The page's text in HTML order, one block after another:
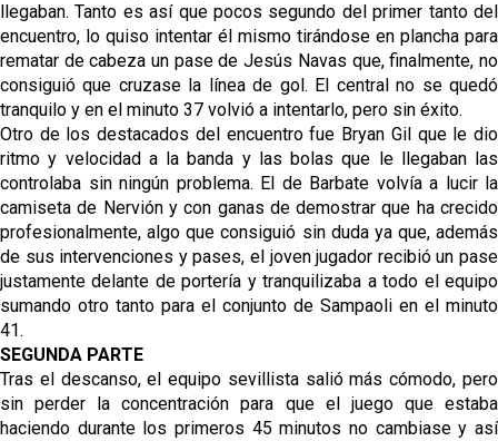
llegaban. Tanto es así que pocos segundo del primer tanto del
encuentro, lo quiso intentar él mismo tirándose en plancha para
rematar de cabeza un pase de Jesús Navas que, finalmente, no
consiguió que cruzase la línea de gol. El central no se quedó
tranquilo y en el minuto 37 volvió a intentarlo, pero sin éxito.
Otro de los destacados del encuentro fue Bryan Gil que le dio
ritmo y velocidad a la banda y las bolas que le llegaban las
controlaba sin ningún problema. El de Barbate volvía a lucir la
camiseta de Nervión y con ganas de demostrar que ha crecido
profesionalmente, algo que consiguió sin duda ya que, además
de sus intervenciones y pases, el joven jugador recibió un pase
justamente delante de portería y tranquilizaba a todo el equipo
sumando otro tanto para el conjunto de Sampaoli en el minuto
41.
SEGUNDA PARTE
Tras el descanso, el equipo sevillista salió más cómodo, pero
sin perder la concentración para que el juego que estaba
haciendo durante los primeros 45 minutos no cambiase y así